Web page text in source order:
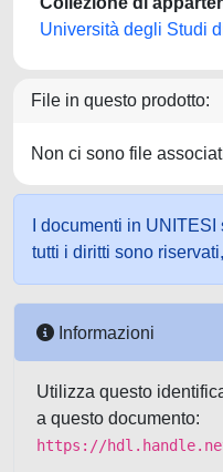
Università degli Studi
File in questo prodotto:
Non ci sono file
I documenti in
tutti i diritti sono
Informazioni
Utilizza questo
a questo documento:
https://